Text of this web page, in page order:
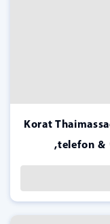
Korat
telefon &